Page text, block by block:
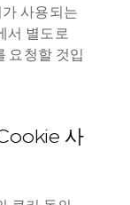
사용되는
서 별도로
요청할 것입
사